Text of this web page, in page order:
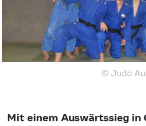
© Judo
Mit einem Auswärtssieg in